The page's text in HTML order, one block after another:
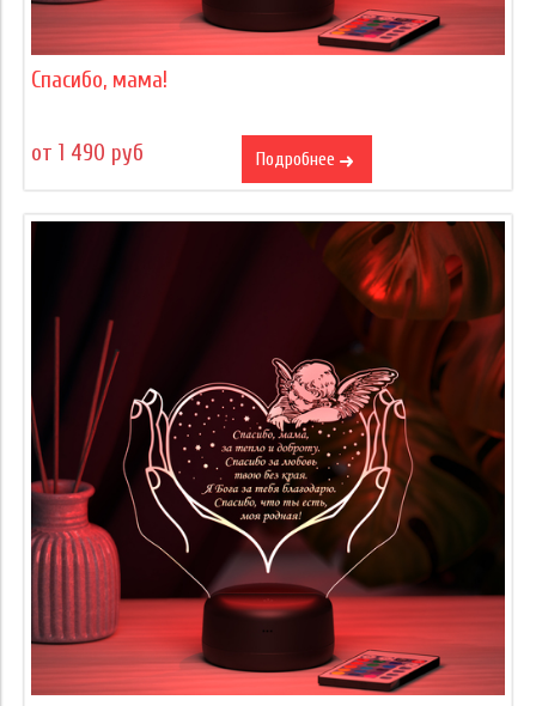
Спасибо, мама!
от 1 490 руб Подробнее